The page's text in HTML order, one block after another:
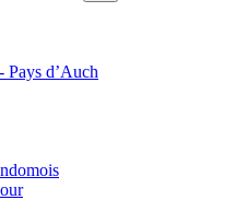
Pays d’Auch